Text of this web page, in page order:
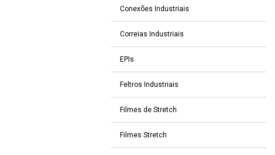
Conexões Industriais
Correias Industriais
EPIs
Feltros Industriais
Filmes de Stretch
Filmes Stretch